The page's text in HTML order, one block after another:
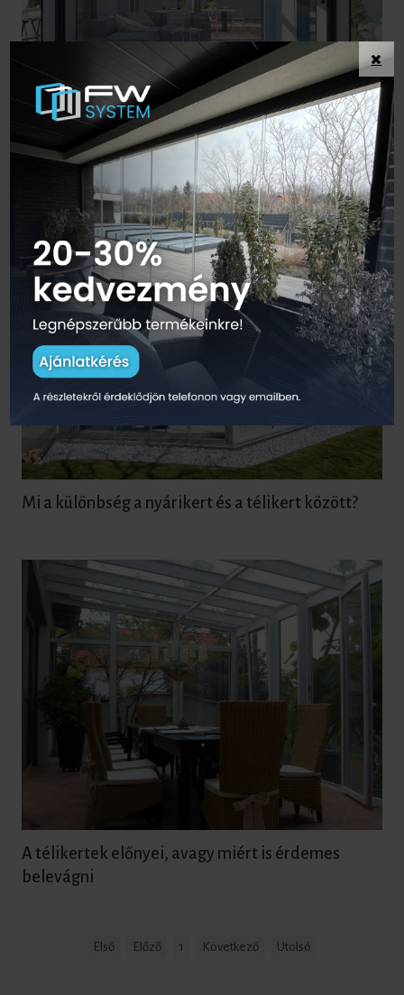
Solarisz eltolható üvegfalrendszer - A tökéletes
megoldás a teraszod lezárására
Mi a különbség a nyárikert és a télikert között?
A télikertek előnyei, avagy miért is érdemes
belevágni
Első Előző 1 Következő Utolsó